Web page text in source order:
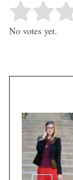
Rate this item:
No votes yet.